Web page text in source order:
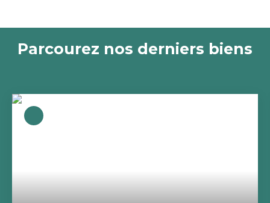
Parcourez nos derniers biens